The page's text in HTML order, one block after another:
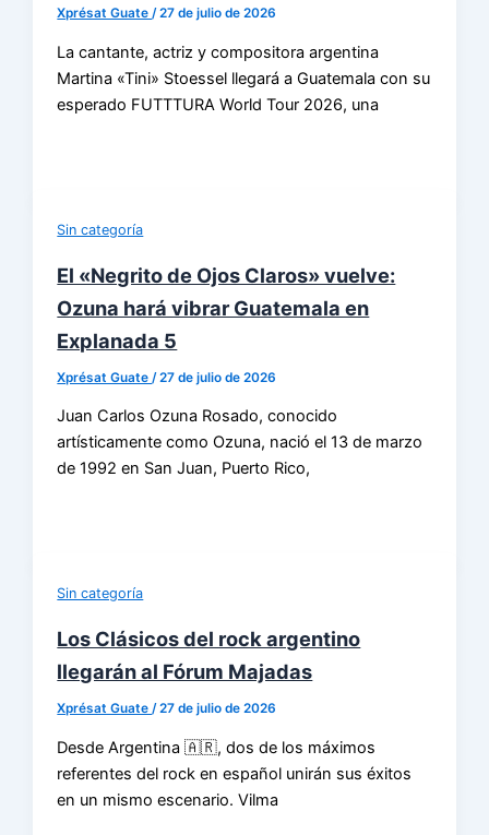
Xprésat Guate/27 de julio de 2026
La cantante, actriz y compositora argentina
Martina «Tini» Stoessel llegará a Guatemala con su
esperado FUTTTURA World Tour 2026, una
Sin categoría
El «Negrito de Ojos Claros» vuelve:
Ozuna hará vibrar Guatemala en
Explanada 5
Xprésat Guate /27 de julio de 2026
Juan Carlos Ozuna Rosado, conocido
artísticamente como Ozuna, nació el 13 de marzo
de 1992 en San Juan, Puerto Rico,
Sin categoría
Los Clásicos del rock argentino
llegarán al Fórum Majadas
Xprésat Guate/27 de julio de 2026
Desde Argentina 🇦🇷, dos de los máximos
referentes del rock en español unirán sus éxitos
en un mismo escenario. Vilma